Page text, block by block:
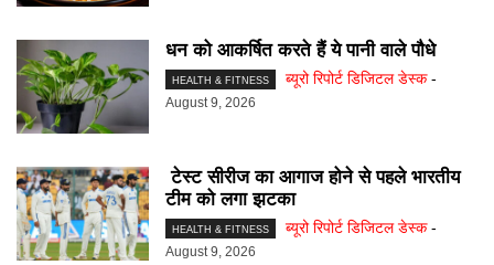
धन को आकर्षित करते हैं ये पानी वाले पौधे
HEALTH & FITNESS ब्यूरो रिपोर्ट डिजिटल डेस्क -
August 9, 2026
टेस्ट सीरीज का आगाज होने से पहले भारतीय
टीम को लगा झटका
HEALTH & FITNESS ब्यूरो रिपोर्ट डिजिटल डेस्क -
August 9, 2026